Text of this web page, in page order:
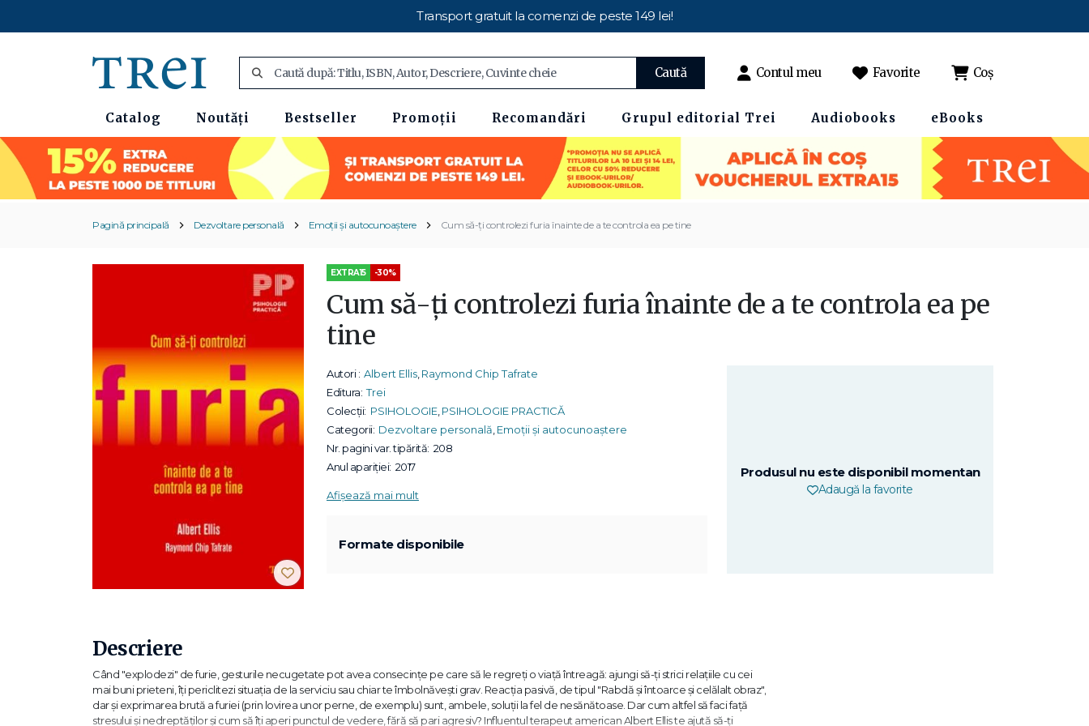
Transport gratuit la comenzi de peste 149 lei!
Caută Contul meu Favorite Coș
Catalog Noutăți Bestseller Promoții Recomandări Grupul editorial Trei Audiobooks eBooks
Pagină principală Dezvoltare personală Emoții și autocunoaștere Cum să-ți controlezi furia înainte de a te controla ea pe tine
EXTRA15 -30%
Cum să-ți controlezi furia înainte de a te controla ea pe
tine
Autori : Albert Ellis Raymond Chip Tafrate
Editura: Trei
Colecții: PSIHOLOGIE, PSIHOLOGIE PRACTICĂ
Categorii: Dezvoltare personală Emoții și autocunoaștere
Nr. pagini var. tipărită: 208
Anul apariției: 2017
Afișează mai mult
Formate disponibile
Produsul nu este disponibil momentan
Adaugă la favorite
Descriere
Când "explodezi" de furie, gesturile necugetate pot avea consecințe pe care să le regreți o viață întreagă: ajungi să-ți strici relațiile cu cei
mai buni prieteni, îți periclitezi situația de la serviciu sau chiar te îmbolnăvești grav. Reacția pasivă, de tipul "Rabdă și întoarce și celălalt obraz",
dar și exprimarea brută a furiei (prin lovirea unor perne, de exemplu) sunt, ambele, soluții la fel de nesănătoase. Dar cum altfel să faci față
stresului și nedreptăților și cum să îți aperi punctul de vedere, fără să pari agresiv? Influentul terapeut american Albert Ellis te ajută să-ți